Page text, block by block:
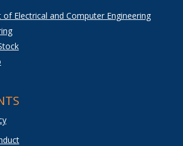
Electrical and Computer Engineering